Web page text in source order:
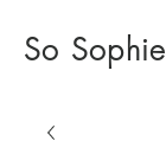
So Sophie